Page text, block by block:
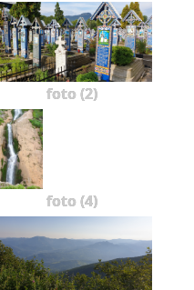
foto (2)
foto (4)